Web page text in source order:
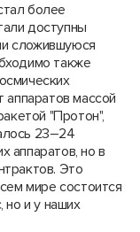
более
доступны
сложившуюся
также
аппаратов массой
"Протон",
23–24
аппаратов, но в
Это
мире состоится
но и у наших